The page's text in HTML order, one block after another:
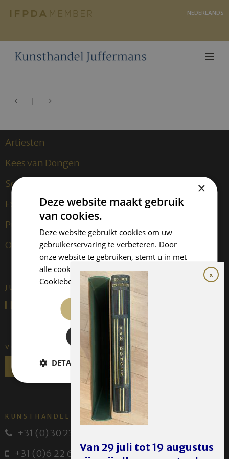
NEDERLANDS
Artiesten
Kees van Dongen
Sculpturen
Exposities
Publicaties
Over ons
JUFFERMANS FINE ART IS:
VOLG ONS
KUNSTHANDEL JUFFERMANS
+31 (0) 30 231 14 63
+31 (0)6 22 614 582
Van 29 juli tot 19 augustus
×
Deze website maakt gebruik
van cookies.
Deze website gebruikt cookies om uw
gebruikerservaring te verbeteren. Door
onze website te gebruiken, stemt u in met
alle cookies in overeenstemming met ons
Cookiebeleid.Lees verder
ALLES ACCEPTEREN
ALLES AFWIJZEN
DETAILS WEERGEVEN